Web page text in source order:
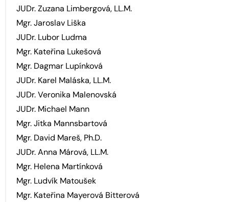
JUDr. Zuzana Limbergová, LL.M.
Mgr. Jaroslav Liška
JUDr. Lubor Ludma
Mgr. Kateřina Lukešová
Mgr. Dagmar Lupínková
JUDr. Karel Maláska, LL.M.
JUDr. Veronika Malenovská
JUDr. Michael Mann
Mgr. Jitka Mannsbartová
Mgr. David Mareš, Ph.D.
JUDr. Anna Márová, LL.M.
Mgr. Helena Martínková
Mgr. Ludvík Matoušek
Mgr. Kateřina Mayerová Bitterová